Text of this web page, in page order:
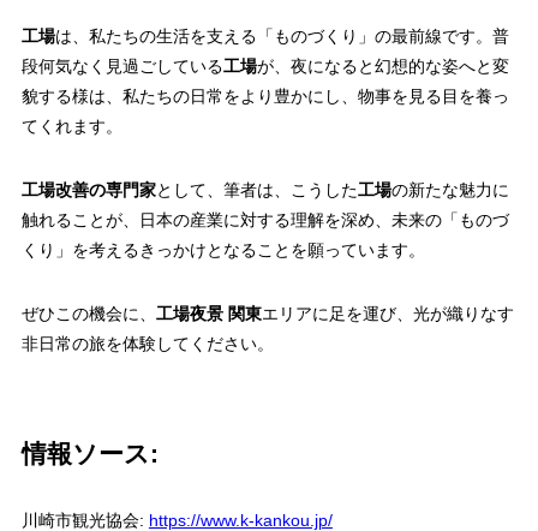
工場は、私たちの生活を支える「ものづくり」の最前線です。普
段何気なく見過ごしている工場が、夜になると幻想的な姿へと変
貌する様は、私たちの日常をより豊かにし、物事を見る目を養っ
てくれます。
工場改善の専門家として、筆者は、こうした工場の新たな魅力に
触れることが、日本の産業に対する理解を深め、未来の「ものづ
くり」を考えるきっかけとなることを願っています。
ぜひこの機会に、 工場夜景 関東エリアに足を運び、光が織りなす
非日常の旅を体験してください。
情報ソース:
川崎市観光協会: https://www.k-kankou.jp/